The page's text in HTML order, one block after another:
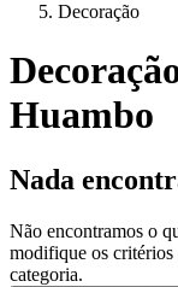
Decoração
Huambo
Nada
Não encontramos o
modifique os critérios
categoria.